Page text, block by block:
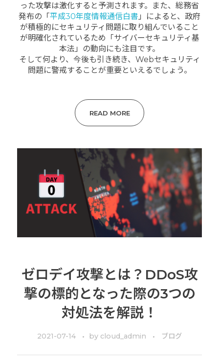
った攻撃は激化すると予測されます。
また、総務省
発布の「平成30年度情報通信白書 」によると、政府
が積極的にセキュリティ問題に取り組んでいること
が明確化されているため「サイバーセキュリティ基
本法」の動向にも注目です。
そして何より、今後も引き続き、Webセキュリティ
問題に警戒することが重要といえるでしょう。
READ MORE
ゼロデイ攻撃とは？DDoS攻
撃の標的となった際の3つの
対処法を解説！
2021-07-14 by cloud_admin ブログ